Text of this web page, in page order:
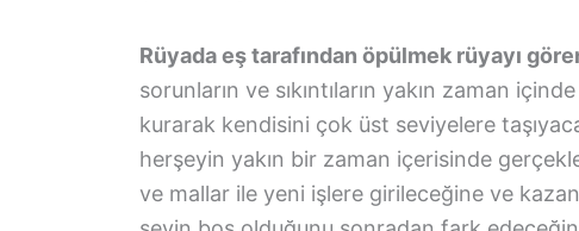
Rüyada eş tarafından öpülmek rüyayı
sorunların ve sıkıntıların yakın zaman
kurarak kendisini çok üst seviyelere
herşeyin yakın bir zaman içerisinde
ve mallar ile yeni işlere girileceğine ve